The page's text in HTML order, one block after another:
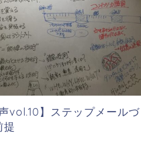
声vol.10】ステップメールづ
提